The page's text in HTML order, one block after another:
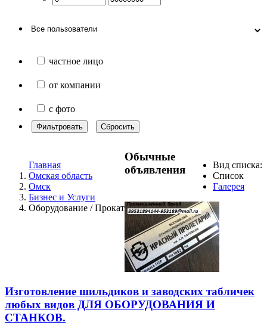
частное лицо
от компании
с фото
Фильтровать Сбросить
Главная
Омская область
Омск
Бизнес и Услуги
Оборудование / Прокат
Вид списка:
Список
Галерея
Обычные
объявления
Изготовление шильдиков и заводских табличек
любых видов ДЛЯ ОБОРУДОВАНИЯ И
СТАНКОВ.